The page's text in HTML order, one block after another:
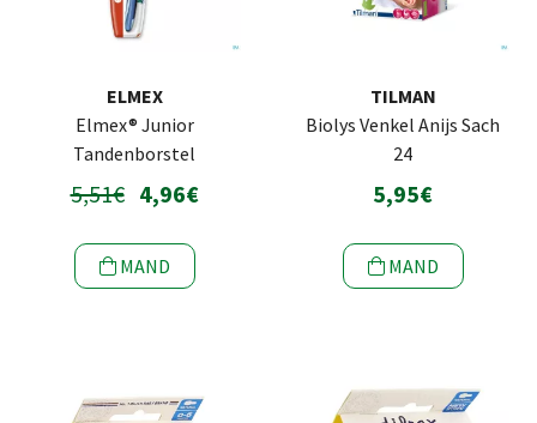
ELMEX
Elmex® Junior
Tandenborstel
5,51€ 4,96€
MAND
TILMAN
Biolys Venkel Anijs Sach
24
5,95€
MAND